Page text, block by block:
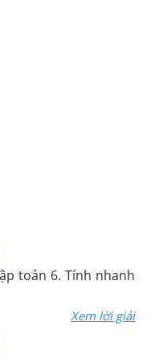
toán 6. Tính nhanh
Xem lời giải